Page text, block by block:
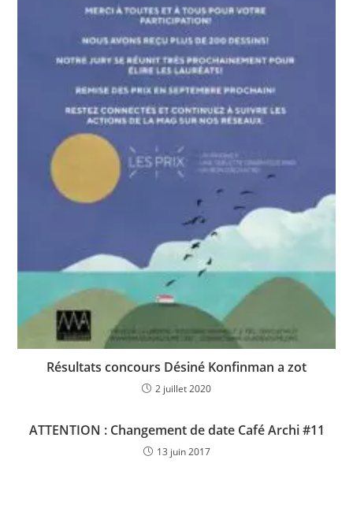
Résultats concours Désiné Konfinman a zot
2 juillet 2020
ATTENTION : Changement de date Café Archi #11
13 juin 2017